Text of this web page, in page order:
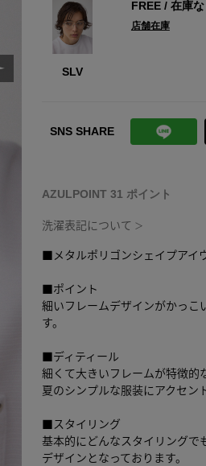
SLV
FREE/ 在庫な
店舗在庫
SNS SHARE
AZULPOINT 31 ポイント
洗濯表記について ＞
■メタルポリゴンシェイプアイ
■ポイント
細いフレームデザインがかっこ
す。
■ディティール
細くて大きいフレームが特徴的
夏のシンプルな服装にアクセン
■スタイリング
基本的にどんなスタイリングで
デザインとなっております。